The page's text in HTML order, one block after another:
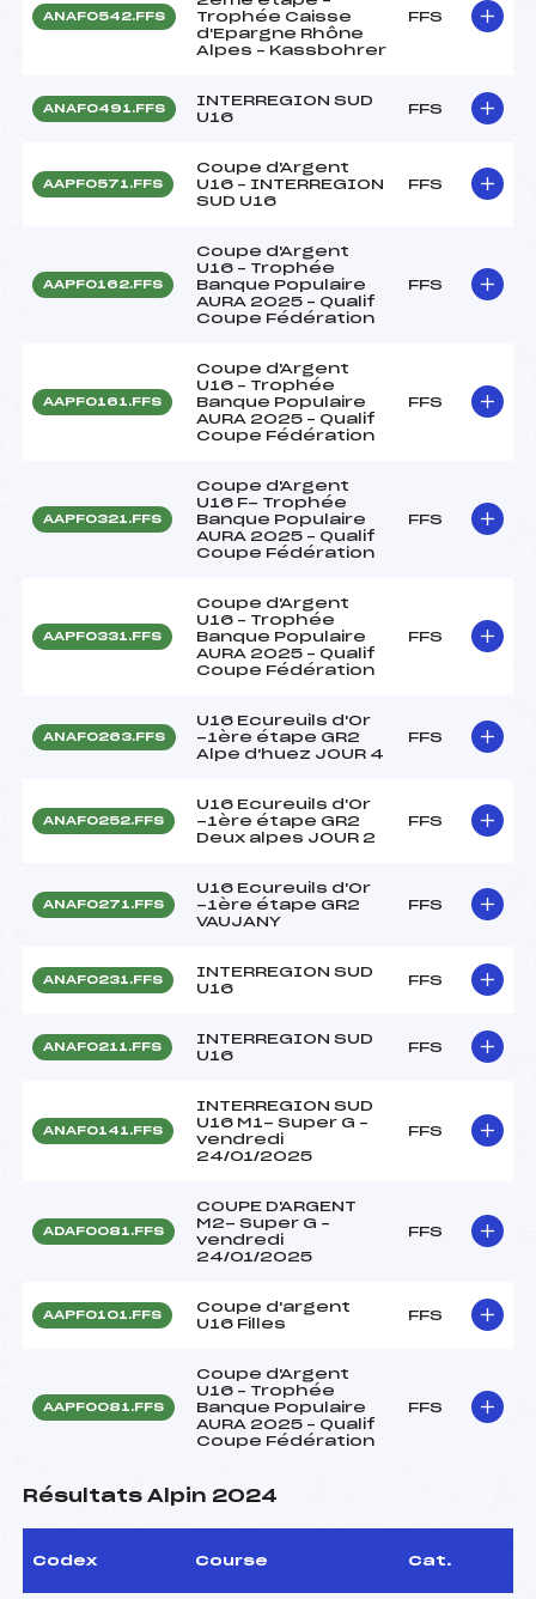
ANAF0542.FFS
Trophée Caisse
d'Epargne Rhône
Alpes – Kassbohrer
FFS
ANAF0491.FFS
INTERREGION SUD
U16
FFS
AAPF0571.FFS
Coupe d'Argent
U16 – INTERREGION
SUD U16
FFS
AAPF0162.FFS
Coupe d'Argent
U16 – Trophée
Banque Populaire
AURA 2025 – Qualif
Coupe Fédération
FFS
AAPF0161.FFS
Coupe d'Argent
U16 – Trophée
Banque Populaire
AURA 2025 – Qualif
Coupe Fédération
FFS
AAPF0321.FFS
Coupe d'Argent
U16 F- Trophée
Banque Populaire
AURA 2025 – Qualif
Coupe Fédération
FFS
AAPF0331.FFS
Coupe d'Argent
U16 – Trophée
Banque Populaire
AURA 2025 – Qualif
Coupe Fédération
FFS
ANAF0263.FFS
U16 Ecureuils d'Or
-1ère étape GR2
Alpe d'huez JOUR 4
FFS
ANAF0252.FFS
U16 Ecureuils d'Or
-1ère étape GR2
Deux alpes JOUR 2
FFS
ANAF0271.FFS
U16 Ecureuils d'Or
-1ère étape GR2
VAUJANY
FFS
ANAF0231.FFS
INTERREGION SUD
U16
FFS
ANAF0211.FFS
INTERREGION SUD
U16
FFS
ANAF0141.FFS
INTERREGION SUD
U16 M1- Super G –
vendredi
24/01/2025
FFS
ADAF0081.FFS
COUPE D'ARGENT
M2- Super G –
vendredi
24/01/2025
FFS
AAPF0101.FFS
Coupe d'argent
U16 Filles
FFS
AAPF0081.FFS
Coupe d'Argent
U16 – Trophée
Banque Populaire
AURA 2025 – Qualif
Coupe Fédération
FFS
Résultats Alpin 2024
Codex Course Cat.